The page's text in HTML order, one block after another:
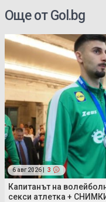
Още от Gol.bg
6 авг 2026 | 3
Капитанът на
секси атлетка +